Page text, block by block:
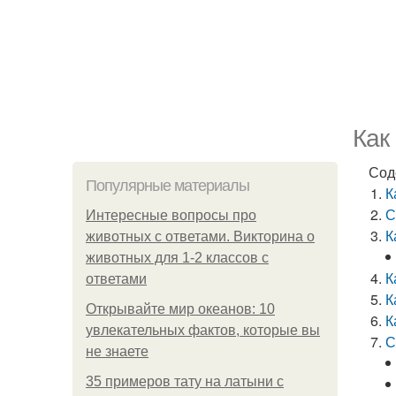
Популярные материалы
Интересные вопросы про
животных с ответами. Викторина о
животных для 1-2 классов с
ответами
Открывайте мир океанов: 10
увлекательных фактов, которые вы
не знаете
35 примеров тату на латыни с